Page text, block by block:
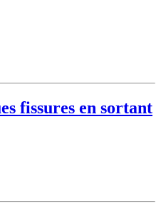
fissures en sortant